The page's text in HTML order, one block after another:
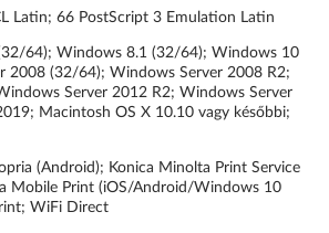
Latin; 66 PostScript 3 Emulation Latin
64); Windows 8.1 (32/64); Windows 10
2008 (32/64); Windows Server 2008 R2;
Server 2012 R2; Windows Server
Macintosh OS X 10.10 vagy későbbi;
(Android); Konica Minolta Print Service
Mobile Print (iOS/Android/Windows 10
WiFi Direct